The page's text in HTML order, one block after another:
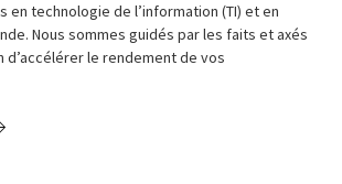
en technologie de l’information (TI) et en
Nous sommes guidés par les faits et axés
d’accélérer le rendement de vos